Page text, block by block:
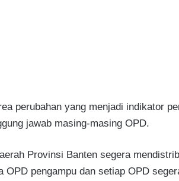
perubahan yang menjadi indikator
jawab masing-masing OPD.
Provinsi Banten segera
OPD pengampu dan setiap OPD